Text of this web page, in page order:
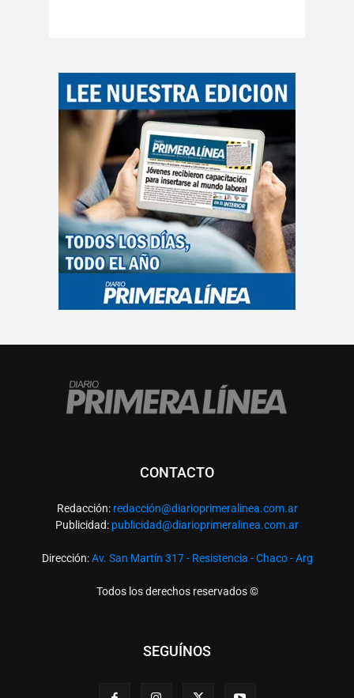
CONTACTO
Redacción: redacción@diarioprimeralinea.com.ar
Publicidad: publicidad@diarioprimeralinea.com.ar
Dirección:Av. San Martín 317 - Resistencia - Chaco - Arg
Todos los derechos reservados ©
SEGUÍNOS